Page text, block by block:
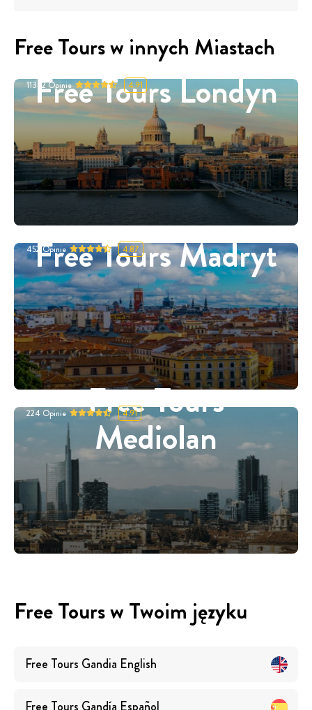
Free Tours w innych Miastach
Free Tours Londyn
11332Opinie 4.91
Free Tours Madryt
452 Opinie 4.87
Free Tours
Mediolan
224 Opinie 4.91
Free Tours w Twoim języku
Free Tours Gandia English